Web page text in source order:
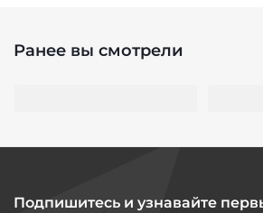
Ранее вы смотрели
Подпишитесь и узнавайте